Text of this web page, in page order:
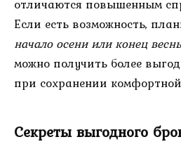
отличаются повышенным
Если есть возможность,
начало осени или конец
можно получить более
при сохранении
Секреты выгодного